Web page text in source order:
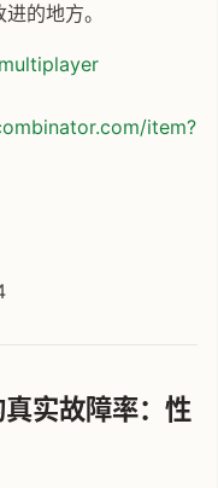
的地方。
item?
实故障率：性